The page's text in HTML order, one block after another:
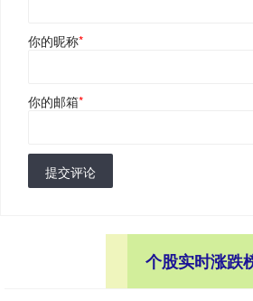
你的昵称*
你的邮箱*
提交评论
个股实时涨跌